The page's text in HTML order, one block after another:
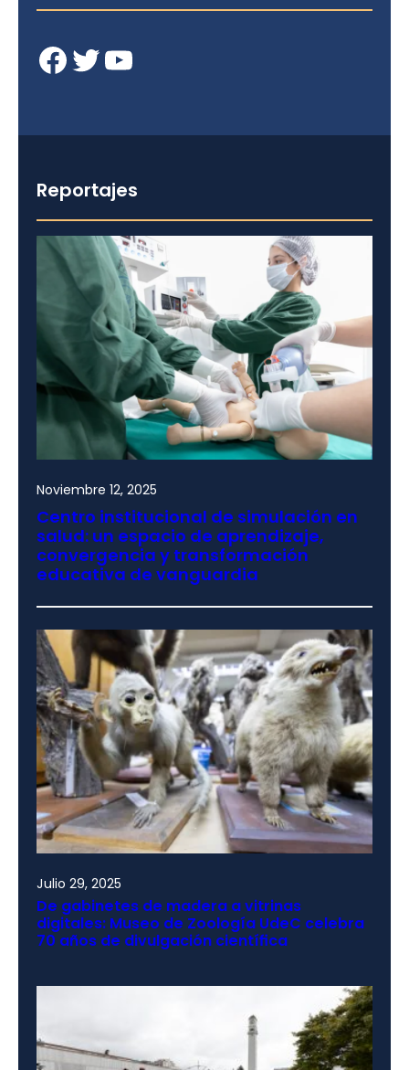
Facebook Twitter YouTube
Reportajes
Noviembre 12, 2025
Centro institucional de simulación en
salud: un espacio de aprendizaje,
convergencia y transformación
educativa de vanguardia
Julio 29, 2025
De gabinetes de madera a vitrinas
digitales: Museo de Zoología UdeC celebra
70 años de divulgación científica